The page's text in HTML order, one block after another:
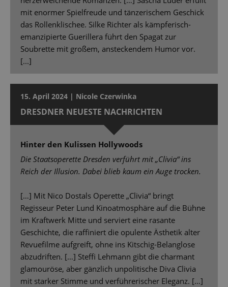
mit enormer Spielfreude und tänzerischem Geschick
das Rollenklischee. Silke Richter als kämpferisch-
emanzipierte Guerillera führt den Spagat zur
Soubrette mit großem, ansteckendem Humor vor.
[...]
15. April 2024 | Nicole Czerwinka
DRESDNER NEUESTE NACHRICHTEN
Hinter den Kulissen Hollywoods
Die Staatsoperette Dresden verführt mit „Clivia“ ins
Reich der Illusion. Dabei blieb kaum ein Auge trocken.
[…] Mit Nico Dostals Operette „Clivia“ bringt
Regisseur Peter Lund Kinoatmosphäre auf die Bühne
im Kraftwerk Mitte und serviert eine rasante
Geschichte, die raffiniert die opulente Ästhetik alter
Revuefilme aufgreift, ohne ins Kitschig-Belanglose
abzudriften. […] Steffi Lehmann gibt die charmant
glamouröse, aber gänzlich unpolitische Diva Clivia
mit starker Stimme und verführerischer Eleganz. […]